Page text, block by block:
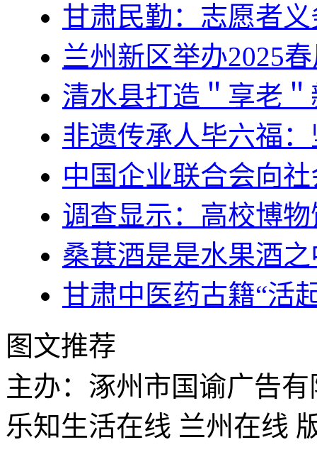
甘肃民勤：志愿者
兰州新区举办2025
清水县打造＂享老
非遗传承人毕六福
中国企业联合会向
调查显示：高校博
桑葚酒是是水果酒
甘肃中医药古籍“活
图文推荐
主办：涿州市国谕广告
乐知生活在线 兰州在线